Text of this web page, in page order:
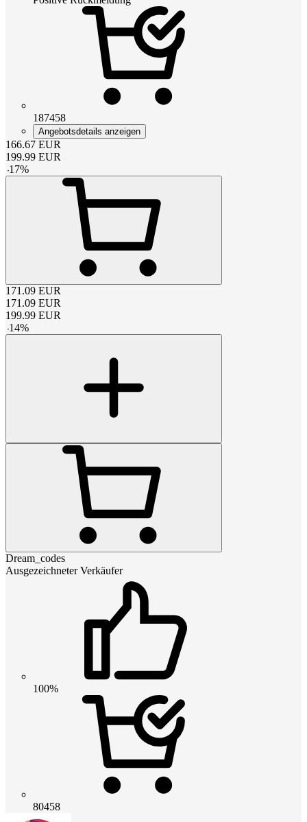
187458
Angebotsdetails anzeigen
166.67 EUR
199.99 EUR
-17%
171.09 EUR
171.09 EUR
199.99 EUR
-14%
Dream_codes
Ausgezeichneter Verkäufer
100%
80458